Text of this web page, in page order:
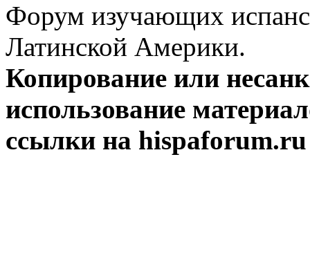
Форум изучающих
Латинской Америки.
Копирование или
использование
ссылки на hispaforum.ru